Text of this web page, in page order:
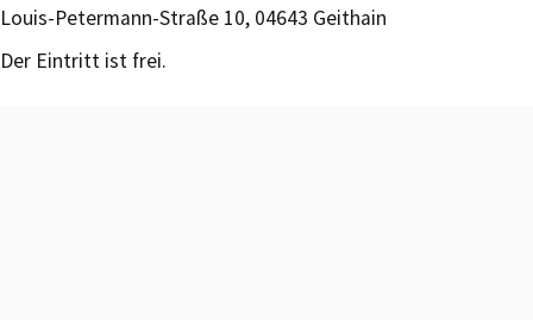
Louis-Petermann-Straße 10, 04643 Geithain
Der Eintritt ist frei.